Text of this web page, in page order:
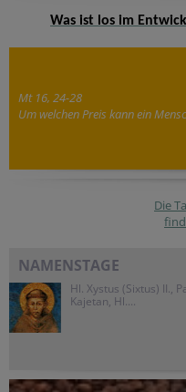
Was ist los im
Mt 16, 24-28
Um welchen Preis kann ein
Die
NAMENSTAGE
Hl. Xystus (Sixtus) II.,
Kajetan, Hl....